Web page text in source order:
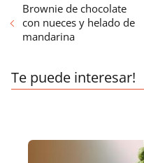
Brownie de chocolate
con nueces y helado de
mandarina
Te puede interesar!